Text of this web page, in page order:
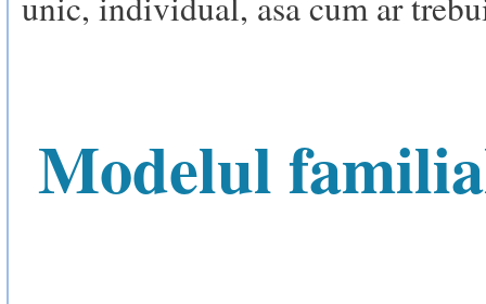
Modelul